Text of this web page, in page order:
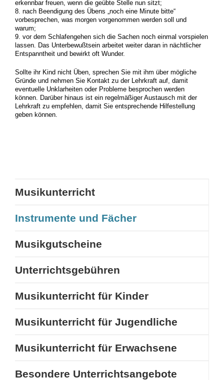
erkennbar freuen, wenn die geübte Stelle nun sitzt;
8. nach Beendigung des Übens „noch eine Minute bitte“
vorbesprechen, was morgen vorgenommen werden soll und
warum;
9. vor dem Schlafengehen sich die Sachen noch einmal vorspielen
lassen. Das Unterbewußtsein arbeitet weiter daran in nächtlicher
Entspanntheit und bewirkt oft Wunder.
Sollte ihr Kind nicht Üben, sprechen Sie mit ihm über mögliche
Gründe und nehmen Sie Kontakt zu der Lehrkraft auf, damit
eventuelle Unklarheiten oder Probleme besprochen werden
können. Darüber hinaus ist ein regelmäßiger Austausch mit der
Lehrkraft zu empfehlen, damit Sie entsprechende Hilfestellung
geben können.
Musikunterricht
Instrumente und Fächer
Musikgutscheine
Unterrichtsgebühren
Musikunterricht für Kinder
Musikunterricht für Jugendliche
Musikunterricht für Erwachsene
Besondere Unterrichtsangebote